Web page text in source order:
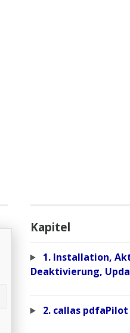
Kapitel
1. Installation,
Deaktivierung,
2. callas